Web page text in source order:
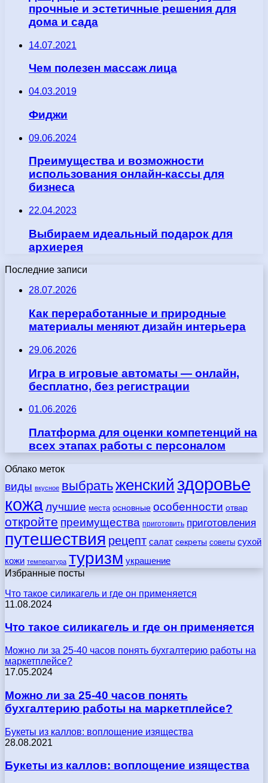
прочные и эстетичные решения для
дома и сада
14.07.2021
Чем полезен массаж лица
04.03.2019
Фиджи
09.06.2024
Преимущества и возможности
использования онлайн-кассы для
бизнеса
22.04.2023
Выбираем идеальный подарок для
архиерея
Последние записи
28.07.2026
Как переработанные и природные
материалы меняют дизайн интерьера
29.06.2026
Игра в игровые автоматы — онлайн,
бесплатно, без регистрации
01.06.2026
Платформа для оценки компетенций на
всех этапах работы с персоналом
Облако меток
виды вкусное выбратьженский здоровье
кожалучшие места основные особенности отвар
откройте преимущества приготовить приготовления
путешествия рецепт салат секреты советы сухой
кожи температура туризм украшение
Избранные посты
Что такое силикагель и где он применяется
11.08.2024
Что такое силикагель и где он применяется
Можно ли за 25-40 часов понять бухгалтерию работы на
маркетплейсе?
17.05.2024
Можно ли за 25-40 часов понять
бухгалтерию работы на маркетплейсе?
Букеты из каллов: воплощение изящества
28.08.2021
Букеты из каллов: воплощение изящества